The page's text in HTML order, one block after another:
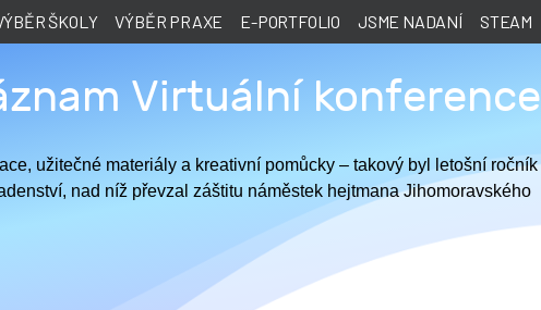
ŠKOLY VÝBĚR PRAXE E-PORTFOLIO JSME NADANÍ STEAM
Virtuální konference
užitečné materiály a kreativní pomůcky – takový byl letošní ročník
nad níž převzal záštitu náměstek hejtmana Jihomoravského